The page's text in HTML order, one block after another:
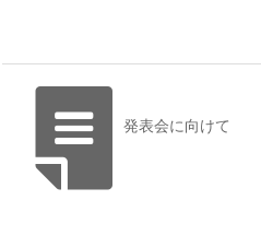
発表会に向けて